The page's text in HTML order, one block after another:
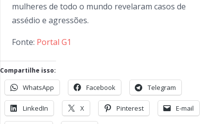
mulheres de todo o mundo revelaram casos de
assédio e agressões.
Fonte: Portal G1
Compartilhe isso:
WhatsApp Facebook Telegram
LinkedIn X Pinterest E-mail